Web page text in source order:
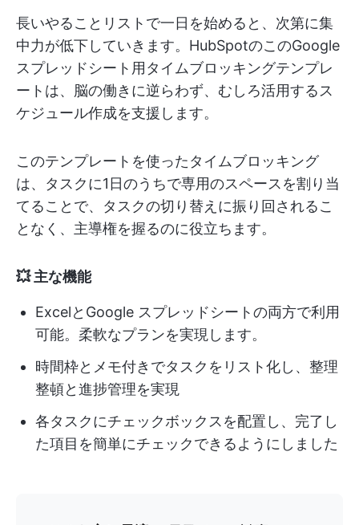
長いやることリストで一日を始めると、次第に集
中力が低下していきます。HubSpotのこのGoogle
スプレッドシート用タイムブロッキングテンプレ
ートは、脳の働きに逆らわず、むしろ活用するス
ケジュール作成を支援します。
このテンプレートを使ったタイムブロッキング
は、タスクに1日のうちで専用のスペースを割り当
てることで、タスクの切り替えに振り回されるこ
となく、主導権を握るのに役立ちます。
💥 主な機能
ExcelとGoogle スプレッドシートの両方で利用
可能。柔軟なプランを実現します。
時間枠とメモ付きでタスクをリスト化し、整理
整頓と進捗管理を実現
各タスクにチェックボックスを配置し、完了し
た項目を簡単にチェックできるようにしました